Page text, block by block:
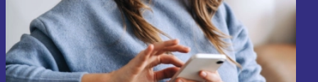
Reģistrēties
Informāciju par personas datu izmantošanu varat atrast mūsu
Privātuma politikā.